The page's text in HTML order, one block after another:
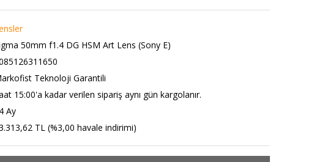
50mm f1.4 DG HSM Art Lens (Sony E)
Teknoloji Garantili
15:00'a kadar verilen sipariş aynı gün kargolanır.
Ay
TL (%3,00 havale indirimi)